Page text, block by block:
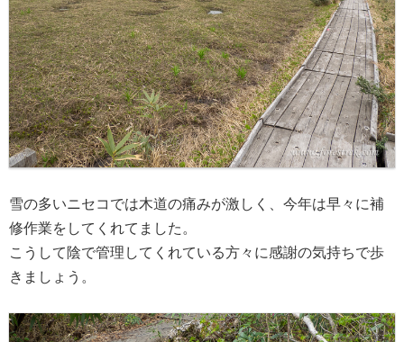
雪の多いニセコでは木道の痛みが激しく、今年は早々に補
修作業をしてくれてました。
こうして陰で管理してくれている方々に感謝の気持ちで歩
きましょう。